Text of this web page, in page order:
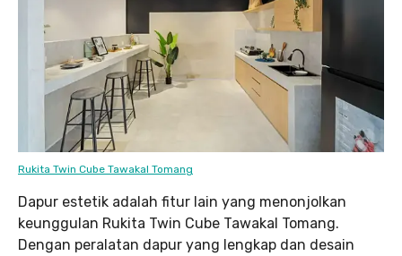
Rukita Twin Cube Tawakal Tomang
Dapur estetik adalah fitur lain yang menonjolkan
keunggulan Rukita Twin Cube Tawakal Tomang.
Dengan peralatan dapur yang lengkap dan desain